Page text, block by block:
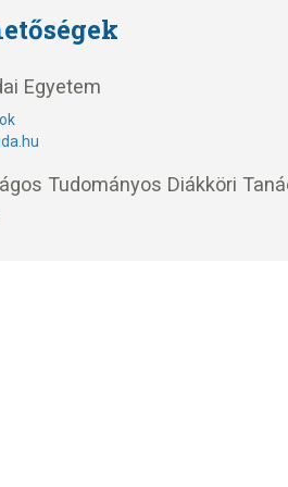
Egyetem
Tudományos Diákköri